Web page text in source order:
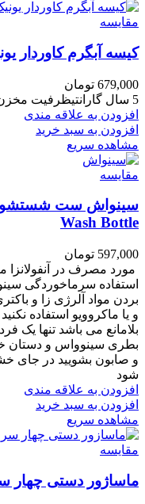
مقایسه
کیسه آبگرم کاوردار
679,000 تومان
5 سال گارانتیظرفیت مخزن 2 لیترابعاد : 14*22 سانتی متر
افزودن به علاقه مندی
افزودن به سبد خرید
مشاهده سریع
مقایسه
Wash Bottle
597,000 تومان
مورد مصرف در آنفولانزا
استفاده سرماخوردگی
بردن مواد آلرژی زا و
و یا ماکروویو استفاده
بلامانع می باشد تنها یک
بطری سینوواس و دستان
و صابون بشویید در جای
شود
افزودن به علاقه مندی
افزودن به سبد خرید
مشاهده سریع
مقایسه
ماساژور دستی چهار